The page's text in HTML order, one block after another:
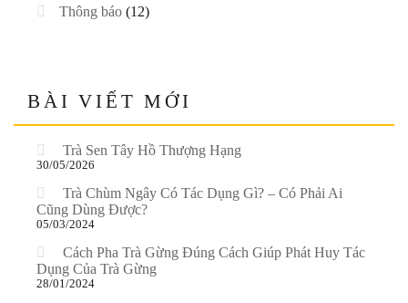
Thông báo (12)
BÀI VIẾT MỚI
Trà Sen Tây Hồ Thượng Hạng
30/05/2026
Trà Chùm Ngây Có Tác Dụng Gì? – Có Phải Ai
Cũng Dùng Được?
05/03/2024
Cách Pha Trà Gừng Đúng Cách Giúp Phát Huy Tác
Dụng Của Trà Gừng
28/01/2024